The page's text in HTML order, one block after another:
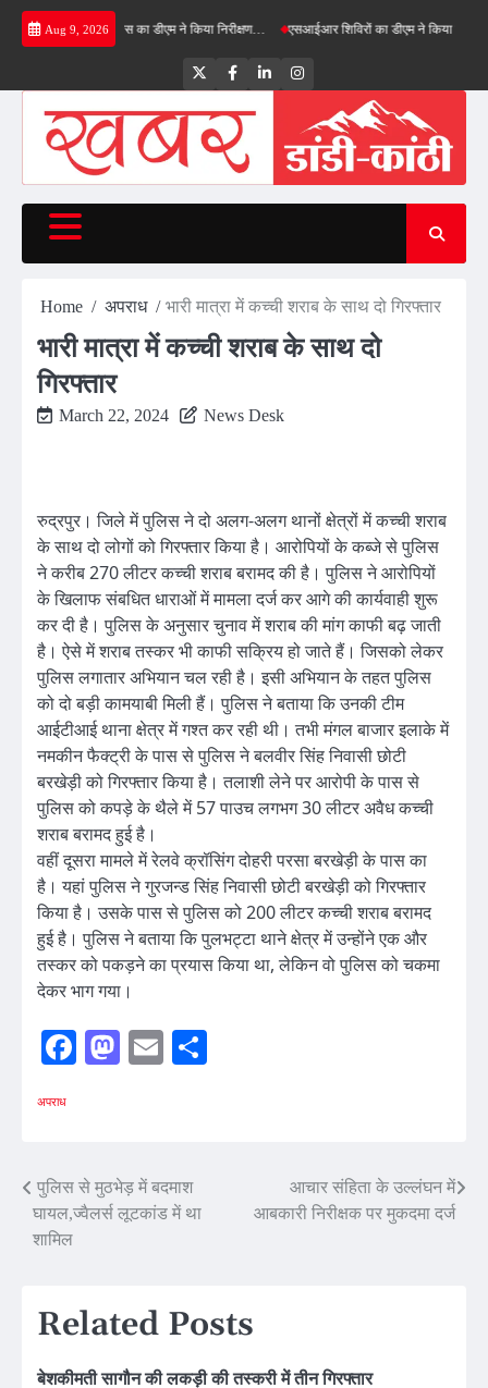
Skip
Aug 9, 2026
बाईपास का डीएम ने किया निरीक्षण… एसआईआर शिविरों का डीएम ने किया निरीक्षण,
TwitterFacebookLinkedInInstagram
Home अपराध भारी मात्रा में कच्ची शराब के साथ दो गिरफ्तार
भारी मात्रा में कच्ची शराब के साथ दो
गिरफ्तार
March 22, 2024 News Desk
रुद्रपुर। जिले में पुलिस ने दो अलग-अलग थानों क्षेत्रों में कच्ची शराब
के साथ दो लोगों को गिरफ्तार किया है। आरोपियों के कब्जे से पुलिस
ने करीब 270 लीटर कच्ची शराब बरामद की है। पुलिस ने आरोपियों
के खिलाफ संबधित धाराओं में मामला दर्ज कर आगे की कार्यवाही शुरू
कर दी है। पुलिस के अनुसार चुनाव में शराब की मांग काफी बढ़ जाती
है। ऐसे में शराब तस्कर भी काफी सक्रिय हो जाते हैं। जिसको लेकर
पुलिस लगातार अभियान चल रही है। इसी अभियान के तहत पुलिस
को दो बड़ी कामयाबी मिली हैं। पुलिस ने बताया कि उनकी टीम
आईटीआई थाना क्षेत्र में गश्त कर रही थी। तभी मंगल बाजार इलाके में
नमकीन फैक्ट्री के पास से पुलिस ने बलवीर सिंह निवासी छोटी
बरखेड़ी को गिरफ्तार किया है। तलाशी लेने पर आरोपी के पास से
पुलिस को कपड़े के थैले में 57 पाउच लगभग 30 लीटर अवैध कच्ची
शराब बरामद हुई है।
वहीं दूसरा मामले में रेलवे क्रॉसिंग दोहरी परसा बरखेड़ी के पास का
है। यहां पुलिस ने गुरजन्ड सिंह निवासी छोटी बरखेड़ी को गिरफ्तार
किया है। उसके पास से पुलिस को 200 लीटर कच्ची शराब बरामद
हुई है। पुलिस ने बताया कि पुलभट्टा थाने क्षेत्र में उन्होंने एक और
तस्कर को पकड़ने का प्रयास किया था, लेकिन वो पुलिस को चकमा
देकर भाग गया।
Facebook
Mastodon
Email
अपराध
Post
navigation
पुलिस से मुठभेड़ में बदमाश
घायल,ज्वैलर्स लूटकांड में था
शामिल
आचार संहिता के उल्लंघन में
आबकारी निरीक्षक पर मुकदमा दर्ज
Related Posts
बेशकीमती सागौन की लकड़ी की तस्करी में तीन गिरफ्तार